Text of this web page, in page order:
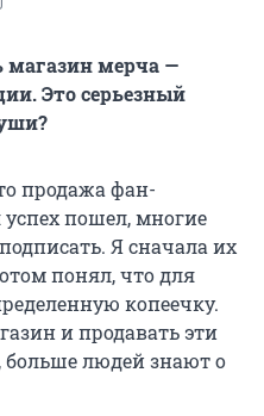
магазин мерча —
Это серьезный
продажа фан-
пошел, многие
Я сначала их
понял, что для
копеечку.
и продавать эти
людей знают о